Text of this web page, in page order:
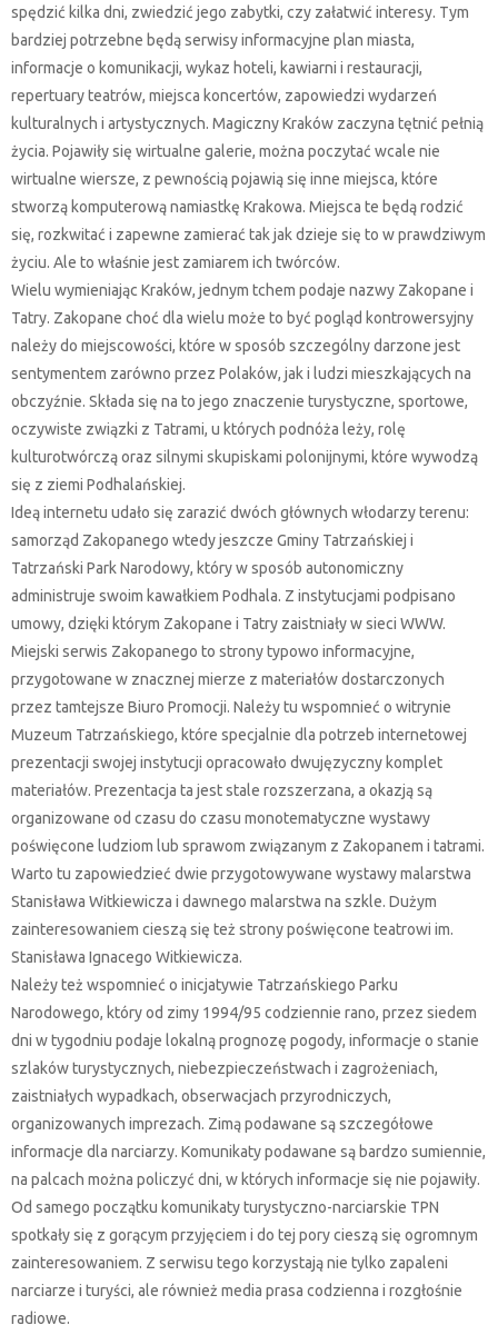
spędzić kilka dni, zwiedzić jego zabytki, czy załatwić interesy. Tym
bardziej potrzebne będą serwisy informacyjne plan miasta,
informacje o komunikacji, wykaz hoteli, kawiarni i restauracji,
repertuary teatrów, miejsca koncertów, zapowiedzi wydarzeń
kulturalnych i artystycznych. Magiczny Kraków zaczyna tętnić pełnią
życia. Pojawiły się wirtualne galerie, można poczytać wcale nie
wirtualne wiersze, z pewnością pojawią się inne miejsca, które
stworzą komputerową namiastkę Krakowa. Miejsca te będą rodzić
się, rozkwitać i zapewne zamierać tak jak dzieje się to w prawdziwym
życiu. Ale to właśnie jest zamiarem ich twórców.
Wielu wymieniając Kraków, jednym tchem podaje nazwy Zakopane i
Tatry. Zakopane choć dla wielu może to być pogląd kontrowersyjny
należy do miejscowości, które w sposób szczególny darzone jest
sentymentem zarówno przez Polaków, jak i ludzi mieszkających na
obczyźnie. Składa się na to jego znaczenie turystyczne, sportowe,
oczywiste związki z Tatrami, u których podnóża leży, rolę
kulturotwórczą oraz silnymi skupiskami polonijnymi, które wywodzą
się z ziemi Podhalańskiej.
Ideą internetu udało się zarazić dwóch głównych włodarzy terenu:
samorząd Zakopanego wtedy jeszcze Gminy Tatrzańskiej i
Tatrzański Park Narodowy, który w sposób autonomiczny
administruje swoim kawałkiem Podhala. Z instytucjami podpisano
umowy, dzięki którym Zakopane i Tatry zaistniały w sieci WWW.
Miejski serwis Zakopanego to strony typowo informacyjne,
przygotowane w znacznej mierze z materiałów dostarczonych
przez tamtejsze Biuro Promocji. Należy tu wspomnieć o witrynie
Muzeum Tatrzańskiego, które specjalnie dla potrzeb internetowej
prezentacji swojej instytucji opracowało dwujęzyczny komplet
materiałów. Prezentacja ta jest stale rozszerzana, a okazją są
organizowane od czasu do czasu monotematyczne wystawy
poświęcone ludziom lub sprawom związanym z Zakopanem i tatrami.
Warto tu zapowiedzieć dwie przygotowywane wystawy malarstwa
Stanisława Witkiewicza i dawnego malarstwa na szkle. Dużym
zainteresowaniem cieszą się też strony poświęcone teatrowi im.
Stanisława Ignacego Witkiewicza.
Należy też wspomnieć o inicjatywie Tatrzańskiego Parku
Narodowego, który od zimy 1994/95 codziennie rano, przez siedem
dni w tygodniu podaje lokalną prognozę pogody, informacje o stanie
szlaków turystycznych, niebezpieczeństwach i zagrożeniach,
zaistniałych wypadkach, obserwacjach przyrodniczych,
organizowanych imprezach. Zimą podawane są szczegółowe
informacje dla narciarzy. Komunikaty podawane są bardzo sumiennie,
na palcach można policzyć dni, w których informacje się nie pojawiły.
Od samego początku komunikaty turystyczno-narciarskie TPN
spotkały się z gorącym przyjęciem i do tej pory cieszą się ogromnym
zainteresowaniem. Z serwisu tego korzystają nie tylko zapaleni
narciarze i turyści, ale również media prasa codzienna i rozgłośnie
radiowe.